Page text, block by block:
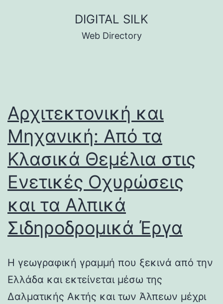
DIGITAL SILK
Web Directory
Αρχιτεκτονική και
Μηχανική: Από τα
Κλασικά Θεμέλια στις
Ενετικές Οχυρώσεις
και τα Αλπικά
Σιδηροδρομικά Έργα
Η γεωγραφική γραμμή που ξεκινά από την
Ελλάδα και εκτείνεται μέσω της
Δαλματικής Ακτής και των Άλπεων μέχρι